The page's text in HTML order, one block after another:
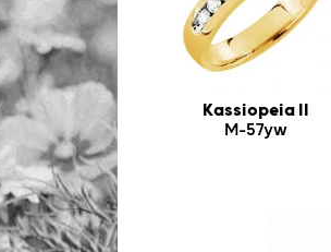
Kassiopeia II
M-57yw